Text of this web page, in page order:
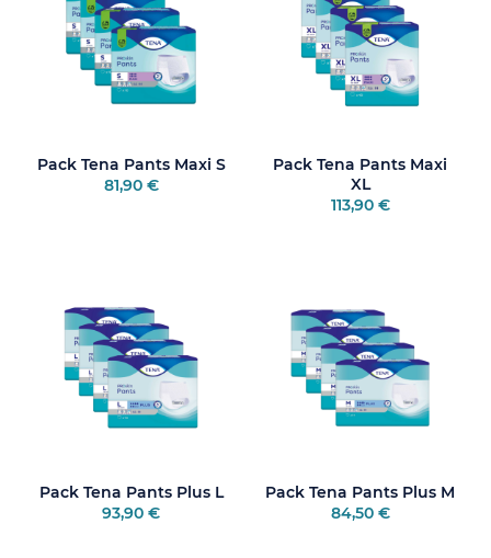
Pack Tena Pants Maxi S
81,90 €
Pack Tena Pants Maxi
XL
113,90 €
Pack Tena Pants Plus L
93,90 €
Pack Tena Pants Plus M
84,50 €